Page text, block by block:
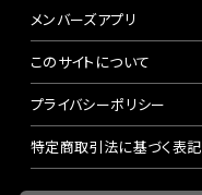
メンバーズアプリ
このサイトについて
プライバシーポリシー
特定商取引法に基づく表記